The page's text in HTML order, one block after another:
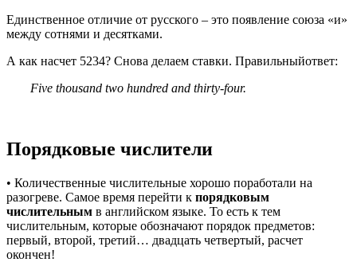
Единственное отличие от русского – это появление союза «и»
между сотнями и десятками.
А как насчет 5234? Снова делаем ставки. Правильныйответ:
Five thousand two hundred and thirty-four.
Порядковые числители
• Количественные числительные хорошо поработали на
разогреве. Самое время перейти к порядковым
числительным в английском языке. То есть к тем
числительным, которые обозначают порядок предметов:
первый, второй, третий… двадцать четвертый, расчет
окончен!